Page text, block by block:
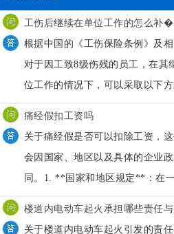
工伤后继续在单位工作的怎么补�